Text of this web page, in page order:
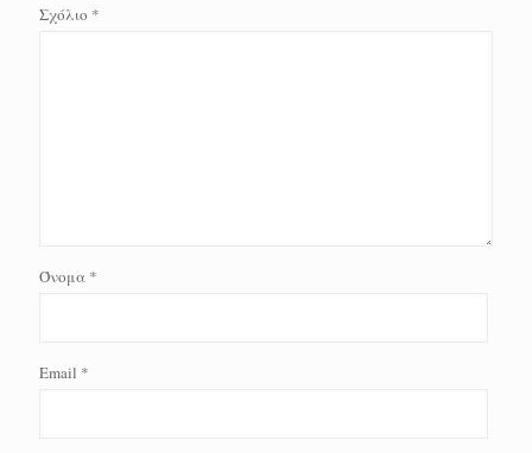
Σχόλιο *
Όνομα *
Email *